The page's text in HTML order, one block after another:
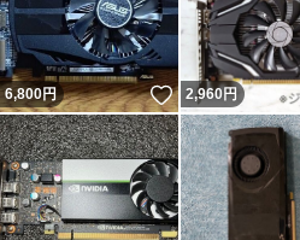
6,800円 いいね！
2,960 円